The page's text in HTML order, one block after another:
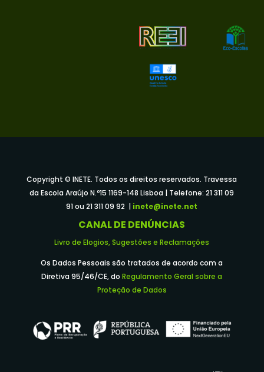
Copyright © INETE. Todos os direitos reservados. Travessa
da Escola Araújo N.º15 1169-148 Lisboa | Telefone: 21 311 09
91 ou 21 311 09 92 | inete@inete.net
CANAL DE DENÚNCIAS
Livro de Elogios, Sugestões e Reclamações
Os Dados Pessoais são tratados de acordo com a
Diretiva 95/46/CE, doRegulamento Geral sobre a
Proteção de Dados